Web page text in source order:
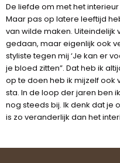
De liefde om met het
Maar pas op latere leeftijd
van wilde maken.
gedaan, maar eigenlijk ook
styliste tegen mij ‘Je kan er
je bloed zitten”. Dat heb ik
op te doen heb ik mijzelf ook
sta. In de loop der jaren ben
nog steeds bij. Ik denk dat je
is zo veranderlijk dan het